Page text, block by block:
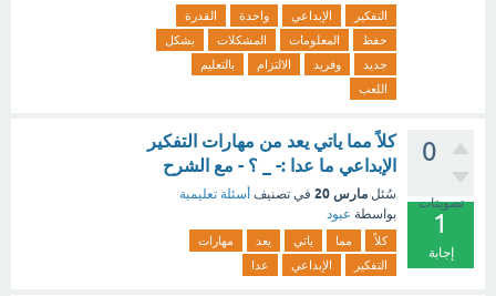
التفكير الإبداعي واحدة
القدرة
حفظ
المعلومات المشكلات
بشكل
جديد
وفريد الالتزام
بالتعليم
اللعب
0
تصويتات
1
إجابة
كلاً مما ياتي يعد من مهارات التفكير
الإبداعي ما عدا :- _ ؟ - مع الشرح
سُئل مارس 20 في تصنيف أسئلة تعليمية
بواسطة عبود
كلاً مما ياتي يعد
مهارات
التفكير
الإبداعي عدا